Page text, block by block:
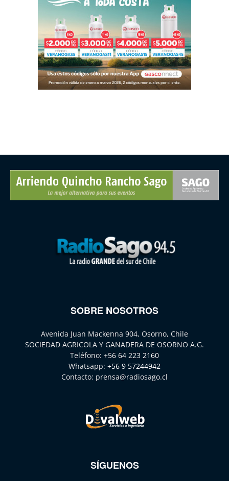
SOBRE NOSOTROS
Avenida Juan Mackenna 904, Osorno, Chile
SOCIEDAD AGRICOLA Y GANADERA DE OSORNO A.G.
Teléfono: +56 64 223 2160
Whatsapp: +56 9 57244942
Contacto: prensa@radiosago.cl
SÍGUENOS